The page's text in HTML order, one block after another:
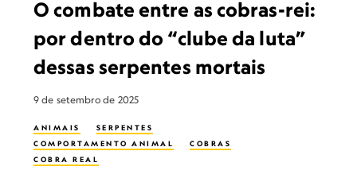
O combate entre as cobras-rei:
por dentro do “clube da luta”
dessas serpentes mortais
9 de setembro de 2025
ANIMAIS
SERPENTES
COMPORTAMENTO ANIMAL
COBRAS
COBRA REAL